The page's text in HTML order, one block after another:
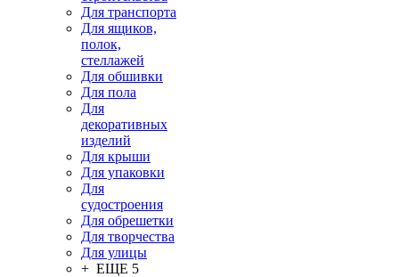
Для транспорта
Для ящиков,
полок,
стеллажей
Для обшивки
Для пола
Для
декоративных
изделий
Для крыши
Для упаковки
Для
судостроения
Для обрешетки
Для творчества
Для улицы
+ ЕЩЕ 5